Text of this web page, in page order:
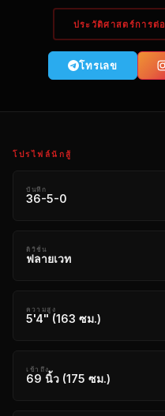
ประวัติศาสตร์การต่
โทรเลข
โปรไฟล์นักสู้
บันทึก
36-5-0
ดิวิชั่น
ฟลายเวท
ความสูง
5'4" (163 ซม.)
เข้าถึง
69 นิ้ว (175 ซม.)